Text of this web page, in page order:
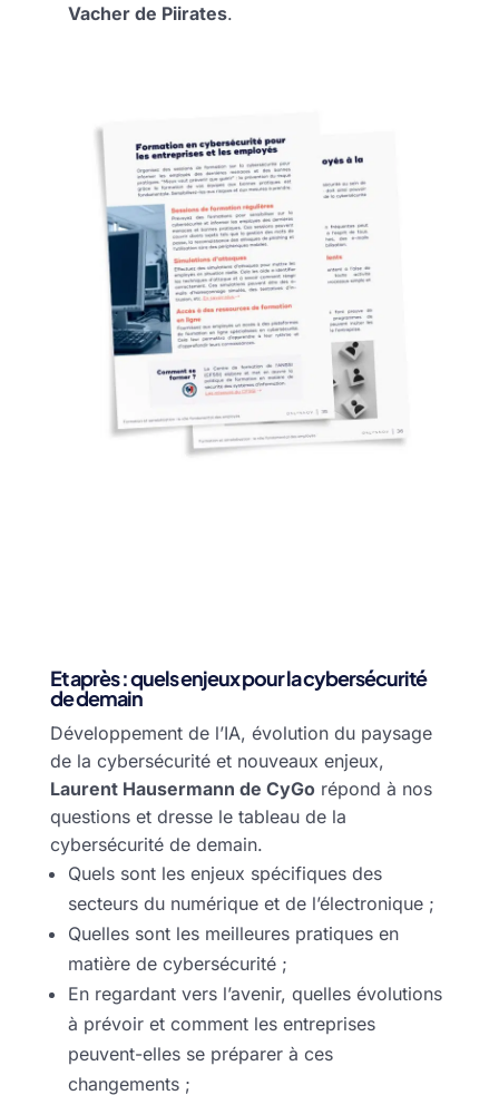
Vacher de Piirates.
Et après : quels enjeux pour la cybersécurité
de demain
Développement de l’IA, évolution du paysage
de la cybersécurité et nouveaux enjeux,
Laurent Hausermann de CyGorépond à nos
questions et dresse le tableau de la
cybersécurité de demain.
Quels sont les enjeux spécifiques des
secteurs du numérique et de l’électronique ;
Quelles sont les meilleures pratiques en
matière de cybersécurité ;
En regardant vers l’avenir, quelles évolutions
à prévoir et comment les entreprises
peuvent-elles se préparer à ces
changements ;